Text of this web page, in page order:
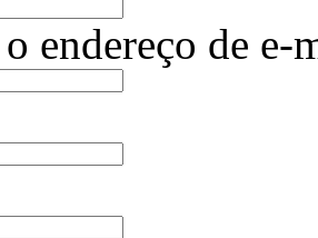
endereço de e-